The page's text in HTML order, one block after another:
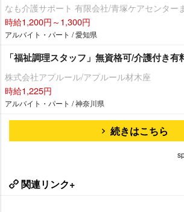
なも介護サポート 有限会社/青塚ケアセンター
時給1,200円～1,300円
アルバイト・パート / 愛知県
「福祉調理スタッフ」無資格可/介護付き有
株式会社アプルール/アプルール材木座
時給1,225円
アルバイト・パート / 神奈川県
続きはこちら
関連リンク+